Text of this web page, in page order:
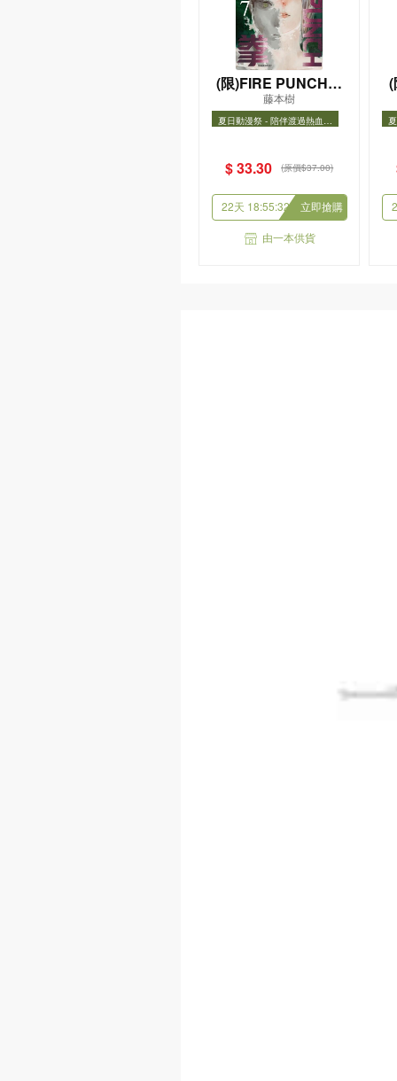
(限)FIRE PUNCH炎
拳 (7)(漫)
藤本樹
夏日動漫祭 - 陪伴渡過熱血假
$ 33.30 (原價$37.00)
22天 18:55:31 立即搶購
由一本供貨
(